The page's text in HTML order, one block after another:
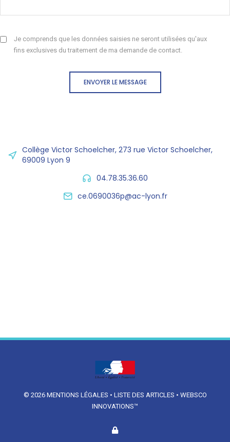
Je comprends que les données saisies ne seront utilisées qu'aux
fins exclusives du traitement de ma demande de contact.
ENVOYER LE MESSAGE
Collège Victor Schoelcher, 273 rue Victor Schoelcher,
69009 Lyon 9
04.78.35.36.60
ce.0690036p@ac-lyon.fr
© 2026 MENTIONS LÉGALES • LISTE DES ARTICLES • WEBSCO
INNOVATIONS™